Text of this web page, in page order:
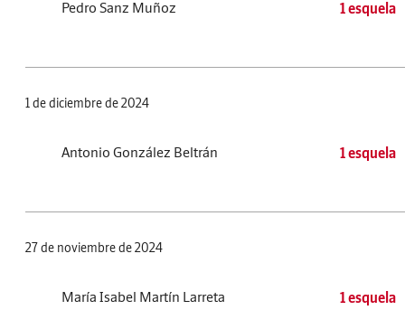
Pedro Sanz Muñoz 1 esquela
1 de diciembre de 2024
Antonio González Beltrán 1 esquela
27 de noviembre de 2024
María Isabel Martín Larreta 1 esquela